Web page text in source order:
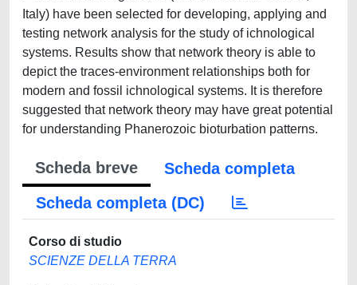
Italy) have been selected for developing, applying and
testing network analysis for the study of ichnological
systems. Results show that network theory is able to
depict the traces-environment relationships both for
modern and fossil ichnological systems. It is therefore
suggested that network theory may have great potential
for understanding Phanerozoic bioturbation patterns.
Scheda breve
Scheda completa
Scheda completa (DC)
Corso di studio
SCIENZE DELLA TERRA